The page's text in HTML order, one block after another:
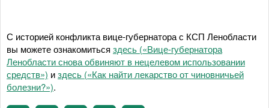
С историей конфликта вице-губернатора с КСП Ленобласти
вы можете ознакомиться здесь («Вице-губернатора
Ленобласти снова обвиняют в нецелевом использовании
средств») издесь («Как найти лекарство от чиновничьей
болезни?»).